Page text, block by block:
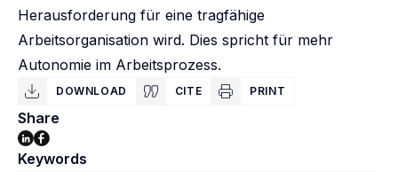
Herausforderung für eine tragfähige
Arbeitsorganisation wird. Dies spricht für mehr
Autonomie im Arbeitsprozess.
DOWNLOAD CITE PRINT
Share
Keywords